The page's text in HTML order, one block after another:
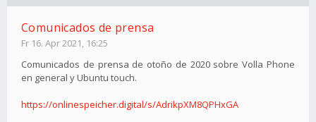
Comunicados de prensa
Fr 16. Apr 2021, 16:25
Comunicados de prensa de otoño de 2020 sobre Volla Phone
en general y Ubuntu touch.
https://onlinespeicher.digital/s/AdrikpXM8QPHxGA